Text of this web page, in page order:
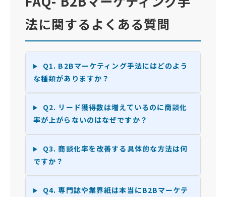
法に関するよくある質問
Q1. B2Bマーケティング手法にはどのよう
な種類がありますか？
Q2. リード獲得数は増えているのに商談化
率が上がらないのはなぜですか？
Q3. 商談化率を改善する具体的な方法は何
ですか？
Q4. 専門誌や業界紙は本当にB2Bマーケテ